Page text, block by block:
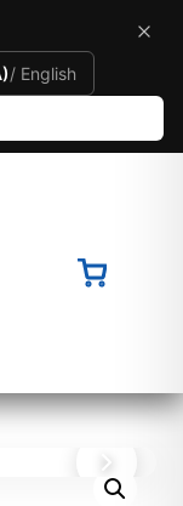
/ English